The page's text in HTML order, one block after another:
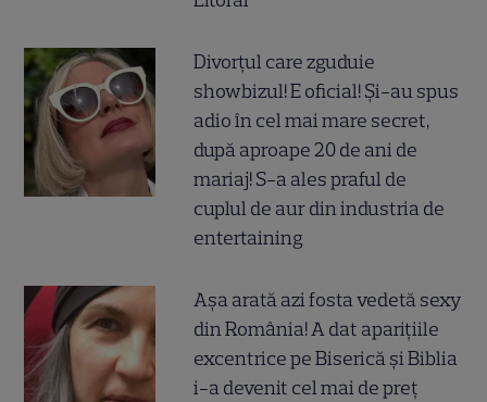
Divorțul care zguduie
showbizul! E oficial! Și-au spus
adio în cel mai mare secret,
după aproape 20 de ani de
mariaj! S-a ales praful de
cuplul de aur din industria de
entertaining
Așa arată azi fosta vedetă sexy
din România! A dat aparițiile
excentrice pe Biserică și Biblia
i-a devenit cel mai de preț